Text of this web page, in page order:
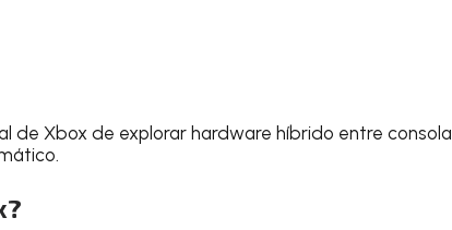
de Xbox de explorar hardware híbrido entre consola